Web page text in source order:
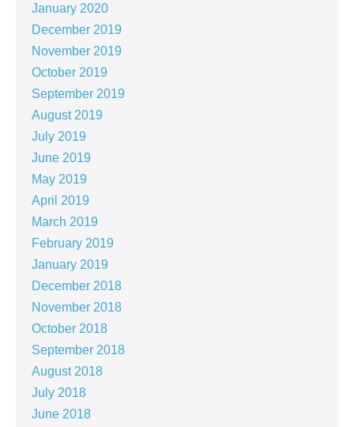
January 2020
December 2019
November 2019
October 2019
September 2019
August 2019
July 2019
June 2019
May 2019
April 2019
March 2019
February 2019
January 2019
December 2018
November 2018
October 2018
September 2018
August 2018
July 2018
June 2018